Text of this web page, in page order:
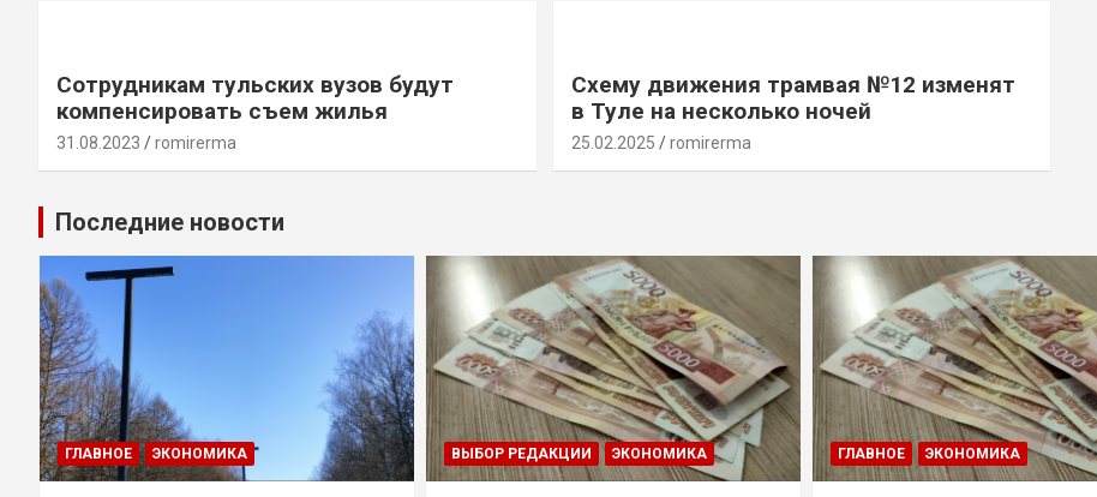
Сотрудникам тульских вузов будут
компенсировать съем жилья
31.08.2023 romirerma
Схему движения трамвая №12 изменят
в Туле на несколько ночей
25.02.2025 romirerma
Последние новости
ГЛАВНОЕ ЭКОНОМИКА ВЫБОР РЕДАКЦИИ ЭКОНОМИКА ГЛАВНОЕ ЭКОНОМИКА